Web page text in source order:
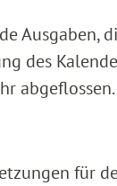
Ausgaben,
des
abgeflossen.
für